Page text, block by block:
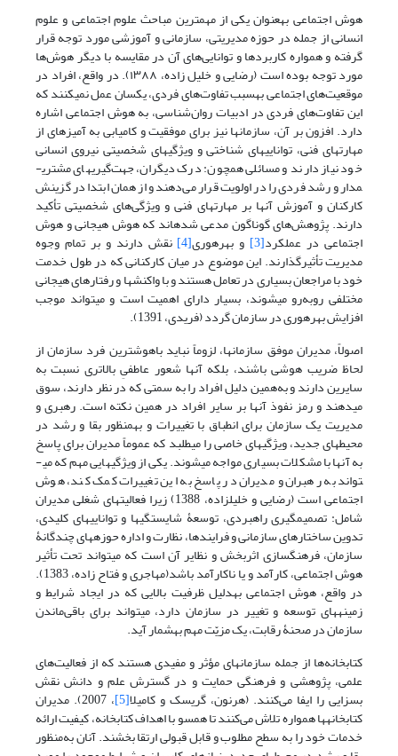
هوش اجتماعی به­عنوان یکی از مهم­ترین مباحث علوم اجتماعی و علوم
انسانی از جمله در حوزه مدیریتی، سازمانی و آموزشی مورد توجه قرار
گرفته و همواره کاربردها و توانایی‌های آن در مقایسه با دیگر هوش‌ها
مورد توجه بوده است (رضایی و خلیل زاده، ۱۳۸۸). در واقع، افراد در
موقعیت‌های اجتماعی به­سبب تفاوت‌های فردی، یکسان عمل نمی­کنند که
این تفاوت‌های فردی در ادبیات روان‌شناسی، به هوش اجتماعی اشاره
دارد. افزون بر آن، سازمان­ها نیز برای موفقیت و کامیابی به آمیزه­ای از
مهارت­های فنی، توانایی­های شناختی و ویژگی­های شخصیتی نیروی انسانی
خود نیاز دارند و مسائلی همچون: درک دیگران، جهت‌گیری­های مشتری­
مدار و رشد فردی را در اولویت قرار می‌دهند و از همان ابتدا در گزینش
کارکنان و آموزش آنها بر مهارت­های فنی و ویژگی‌های شخصیتی تأکید
دارند. پژوهش‌های گوناگون مدعی شده­اند که هوش هیجانی و هوش
اجتماعی در عملکرد[3] و بهره­وری[4] نقش دارند و بر تمام وجوه
مدیریت تأثیرگذارند. این موضوع در میان کارکنانی که در طول خدمت
خود با مراجعان بسیاری در تعامل هستند و با واکنش­ها و رفتارهای هیجانی
مختلفی روبه‌رو می­شوند، بسیار دارای اهمیت است و می­تواند موجب
افزایش بهره­وری در سازمان گردد (فریدی، 1391).
اصولاً، مدیران موفق سازمان­ها، لزوماً نباید باهوش­ترین فرد سازمان از
لحاظ ضریب هوشی باشند، بلکه آنها شعور عاطفیِ بالاتری نسبت به
سایرین دارند و به‌همین دلیل افراد را به سمتی که در نظر دارند، سوق
می­دهند و رمز نفوذ آنها بر سایر افراد در همین نکته است. رهبری و
مدیریت یک سازمان برای انطباق با تغییرات و به­منظور بقا و رشد در
محیط­های جدید، ویژگی­های خاصی را می­طلبد که عموماً مدیران برای پاسخ
به آنها با مشکلات بسیاری مواجه می­شوند. یکی از ویژگی­هایی مهم که می­
تواند به رهبران و مدیران در پاسخ به این تغییرات کمک کند، هوش
اجتماعی است (رضایی و خلیل­زاده، 1388) زیرا فعالیت­های شغلی مدیران
شامل: تصمیم­گیری راهبردی، توسعۀ شایستگی­ها و توانایی­های کلیدی،
تدوین ساختارهای سازمانی و فرایندها، نظارت و اداره­ حوزه­های چندگانۀ
سازمان، فرهنگ­سازی اثربخش­ و نظایر آن است که می­تواند تحت تأثیر
هوش اجتماعی، کارآمد و یا ناکارآمد باشد(مهاجری و فتاح زاده، 1383).
در واقع، هوش اجتماعی به­دلیل ظرفیت بالایی که در ایجاد شرایط و
زمینه­های توسعه و تغییر در سازمان دارد، می­تواند برای باقی‌ماندن
سازمان در صحنۀ رقابت، یک مزیّت مهم به­شمار آید.
کتابخانه‌ها از جمله سازمان­های مؤثر و مفیدی هستند که از فعالیت‌های
علمی، پژوهشی و فرهنگی حمایت و در گسترش علم و دانش‌ نقش
بسزایی را ایفا می‌کنند. (هرنون، گریسک و کامیلا[5] ، 2007). مدیران
کتابخانه­­ها همواره تلاش می‌کنند تا همسو با اهداف کتابخانه، کیفیت ارائه
خدمات خود را به سطح مطلوب و قابل قبولی ارتقا بخشند. آنان به‌منظور